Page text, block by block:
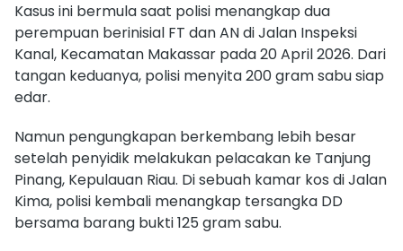
Kasus ini bermula saat polisi menangkap dua
perempuan berinisial FT dan AN di Jalan Inspeksi
Kanal, Kecamatan Makassar pada 20 April 2026. Dari
tangan keduanya, polisi menyita 200 gram sabu siap
edar.
Namun pengungkapan berkembang lebih besar
setelah penyidik melakukan pelacakan ke Tanjung
Pinang, Kepulauan Riau. Di sebuah kamar kos di Jalan
Kima, polisi kembali menangkap tersangka DD
bersama barang bukti 125 gram sabu.